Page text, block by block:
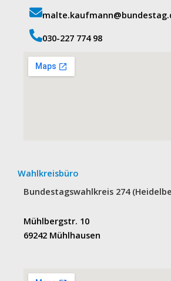
‭030-227 774 98‬
Wahlkreisbüro
Bundestagswahlkreis 274
Mühlbergstr. 10
69242 Mühlhausen